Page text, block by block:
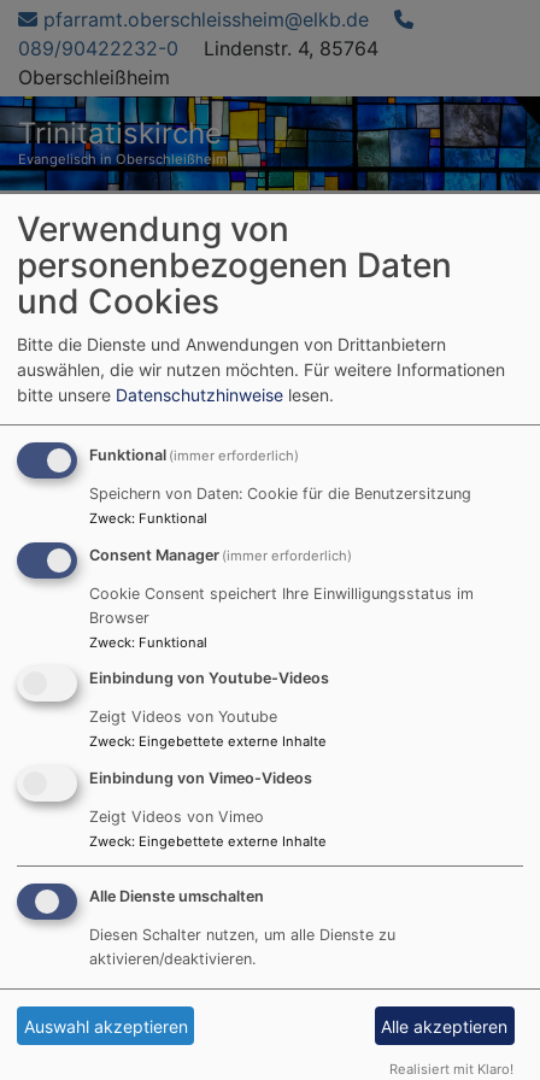
Direkt
zum
Inhalt
pfarramt.oberschleissheim@elkb.de
089/90422232-0
Lindenstr. 4, 85764
Oberschleißheim
Trinitatiskirche
Evangelisch in Oberschleißheim
Hauptnavigation
Startseite Familiengottesdienst an Erntedank
Familiengottesdienst
an Erntedank
vorbeigebracht werden,
die Kirche ist am Feiertag,
Pfarramt hinstellen bzw.
Gemüse kommt dann zum
Schleißheimer Tisch und
Hauptnavigation
Prävention
Wo wir sind
Fußbereichsmenü
Verwendung von
personenbezogenen Daten
und Cookies
Bitte die Dienste und Anwendungen von Drittanbietern
auswählen, die wir nutzen möchten. Für weitere Informationen
bitte unsere Datenschutzhinweise lesen.
Funktional (immer erforderlich)
Speichern von Daten: Cookie für die Benutzersitzung
Zweck: Funktional
Consent Manager (immer erforderlich)
Cookie Consent speichert Ihre Einwilligungsstatus im
Browser
Zweck: Funktional
Einbindung von Youtube-Videos
Zeigt Videos von Youtube
Zweck: Eingebettete externe Inhalte
Einbindung von Vimeo-Videos
Zeigt Videos von Vimeo
Zweck: Eingebettete externe Inhalte
Alle Dienste umschalten
Diesen Schalter nutzen, um alle Dienste zu
aktivieren/deaktivieren.
Auswahl akzeptieren Alle akzeptieren
Realisiert mit Klaro!